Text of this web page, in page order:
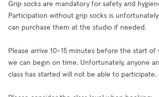
Grip socks are mandatory for safety and
Participation without grip socks is
can purchase them at the studio if needed.
Please arrive 10–15 minutes before the start of
we can begin on time. Unfortunately, anyone
class has started will not be able to participate.